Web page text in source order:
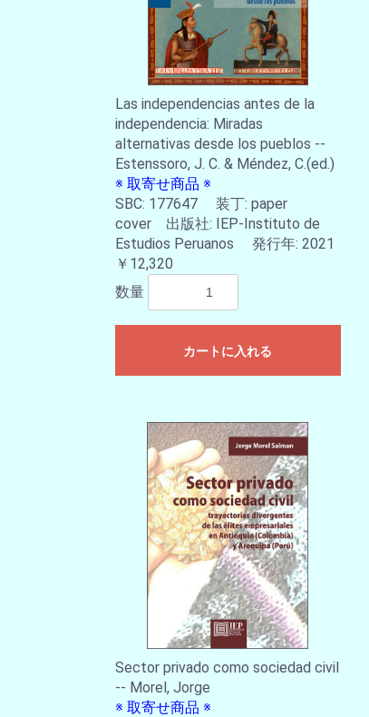
Las independencias antes de la
independencia: Miradas
alternativas desde los pueblos --
Estenssoro, J. C. & Méndez, C.(ed.)
※ 取寄せ商品 ※
SBC: 177647 装丁: paper
cover 出版社: IEP-Instituto de
Estudios Peruanos 発行年: 2021
￥12,320
数量
カートに入れる
Sector privado como sociedad civil
-- Morel, Jorge
※ 取寄せ商品 ※